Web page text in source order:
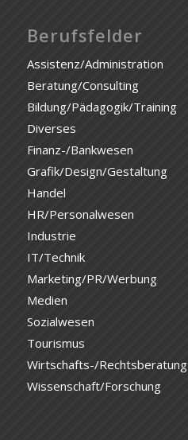
Berufsfelder
Assistenz/Administration
Beratung/Consulting
Bildung/Pädagogik/Training
Diverses
Finanz-/Bankwesen
Grafik/Design/Gestaltung
Handel
HR/Personalwesen
Industrie
IT/Technik
Marketing/PR/Werbung
Medien
Sozialwesen
Tourismus
Wirtschafts-/Rechtsberatung
Wissenschaft/Forschung